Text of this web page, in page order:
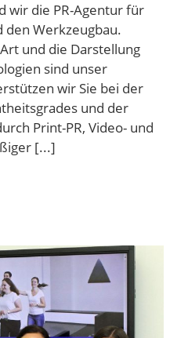
wir die PR-Agentur für
den Werkzeugbau.
und die Darstellung
sind unser
wir Sie bei der
und der
Print-PR, Video- und
[...]